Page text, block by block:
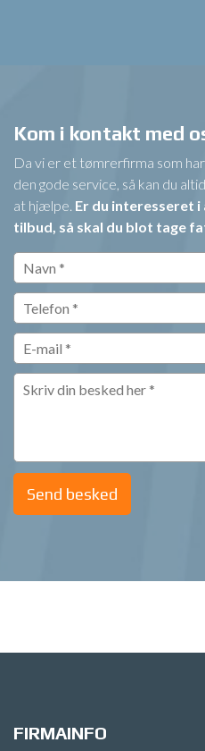
Kom i kontakt med
Da vi er et tømrerfirma som
den gode service, så kan du
at hjælpe. Er du interesseret
tilbud, så skal du blot tage
FIRMAINFO